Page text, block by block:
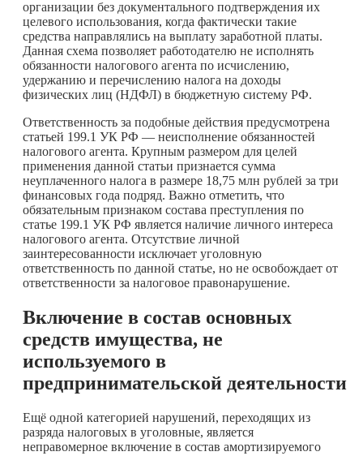
организации без документального подтверждения их
целевого использования, когда фактически такие
средства направлялись на выплату заработной платы.
Данная схема позволяет работодателю не исполнять
обязанности налогового агента по исчислению,
удержанию и перечислению налога на доходы
физических лиц (НДФЛ) в бюджетную систему РФ.
Ответственность за подобные действия предусмотрена
статьей 199.1 УК РФ — неисполнение обязанностей
налогового агента. Крупным размером для целей
применения данной статьи признается сумма
неуплаченного налога в размере 18,75 млн рублей за три
финансовых года подряд. Важно отметить, что
обязательным признаком состава преступления по
статье 199.1 УК РФ является наличие личного интереса
налогового агента. Отсутствие личной
заинтересованности исключает уголовную
ответственность по данной статье, но не освобождает от
ответственности за налоговое правонарушение.
Включение в состав основных
средств имущества, не
используемого в
предпринимательской деятельности
Ещё одной категорией нарушений, переходящих из
разряда налоговых в уголовные, является
неправомерное включение в состав амортизируемого